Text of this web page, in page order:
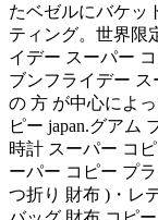
たベゼルにバケッ
ティング。世界限
イデー スーパー
ブンフライデー
の 方 が中心によ
ピー japan.グアム
時計 スーパー コ
ーパー コピー プ
つ折り 財布 )・レ